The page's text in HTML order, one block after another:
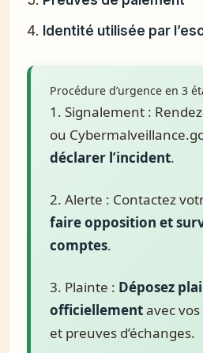
Identité utilisée par
Procédure d’urgence en 3
1. Signalement :
ou
déclarer l’incident.
2. Alerte : Contactez
faire opposition et
comptes.
3. Plainte : Déposez
officiellementavec
et preuves d’échanges.